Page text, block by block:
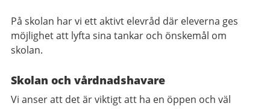
På skolan har vi ett aktivt elevråd där eleverna ges
möjlighet att lyfta sina tankar och önskemål om
skolan.
Skolan och vårdnadshavare
Vi anser att det är viktigt att ha en öppen och väl